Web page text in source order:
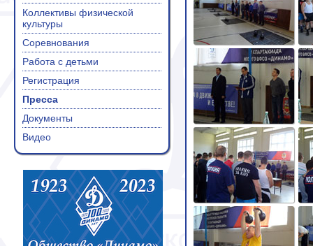
Коллективы физической
культуры
Соревнования
Работа с детьми
Регистрация
Пресса
Документы
Видео